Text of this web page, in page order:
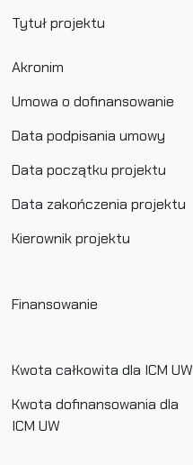
Tytuł projektu
Akronim
Umowa o dofinansowanie
Data podpisania umowy
Data początku projektu
Data zakończenia projektu
Kierownik projektu
Finansowanie
Kwota całkowita dla ICM UW
Kwota dofinansowania dla
ICM UW